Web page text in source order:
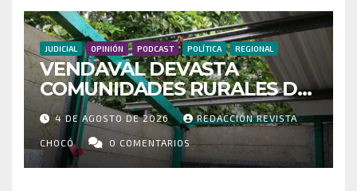
JUDICIAL OPINIÓN PODCAST POLÍTICA REGIONAL
VENDAVAL DEVASTA
COMUNIDADES RURALES DE
RIOSUCIO: ESCUELAS,
VIVIENDAS Y CEMENTERIO
ENTRE LOS AFECTADOS
4 DE AGOSTO DE 2026 REDACCIÓN REVISTA
CHOCÓ 0 COMENTARIOS